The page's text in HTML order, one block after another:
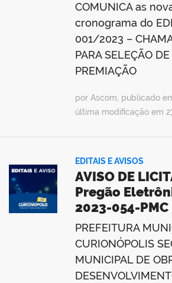
COMUNICA as
cronograma do
001/2023 –
PARA SELEÇÃO
PREMIAÇÃO
por Ascom, publicado
última modificação em
EDITAIS E AVISOS
AVISO DE
Pregão
2023-054-PMC
PREFEITURA
CURIONÓPOLIS
MUNICIPAL DE